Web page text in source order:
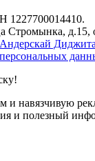
Стромынка, д.15,
и навязчивую
и полезный